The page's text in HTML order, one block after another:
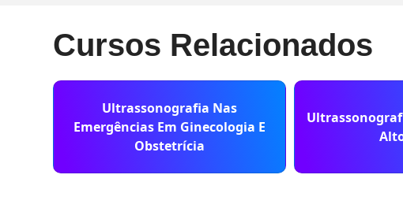
Cursos Relacionados
Ultrassonografia Nas
Emergências Em Ginecologia E
Obstetrícia